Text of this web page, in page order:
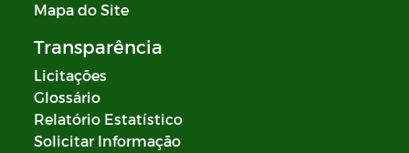
Mapa do Site
Transparência
Licitações
Glossário
Relatório Estatístico
Solicitar Informação